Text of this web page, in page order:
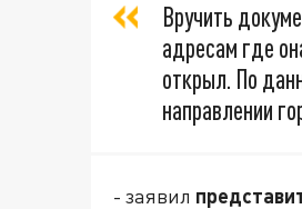
Вручить
адресам где
открыл. По
направлении
- заявил